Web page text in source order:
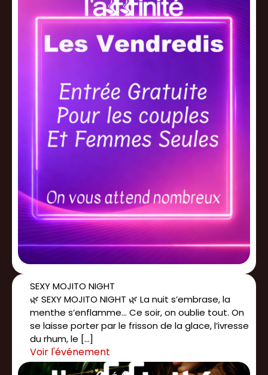
SEXY MOJITO NIGHT
🌿 SEXY MOJITO NIGHT 🌿 La nuit s’embrase, la
menthe s’enflamme... Ce soir, on oublie tout. On
se laisse porter par le frisson de la glace, l’ivresse
du rhum, le […]